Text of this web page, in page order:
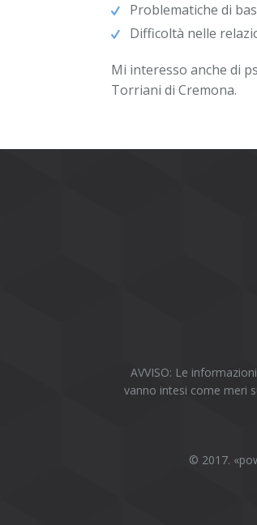
Problematiche di
Difficoltà nelle
Mi interesso anche di
Torriani di Cremona.
AVVISO: Le
vanno intesi come meri
© 2017.